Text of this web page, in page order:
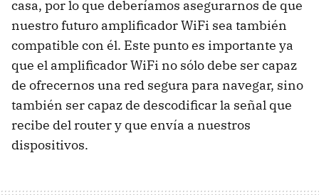
casa, por lo que deberíamos asegurarnos de que
nuestro futuro amplificador WiFi sea también
compatible con él. Este punto es importante ya
que el amplificador WiFi no sólo debe ser capaz
de ofrecernos una red segura para navegar, sino
también ser capaz de descodificar la señal que
recibe del router y que envía a nuestros
dispositivos.